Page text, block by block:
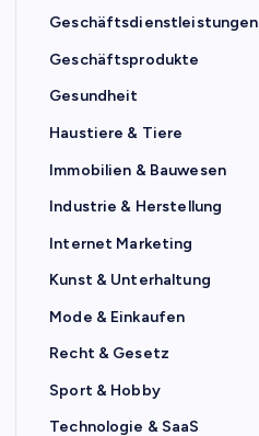
Geschäftsdienstleistungen
Geschäftsprodukte
Gesundheit
Haustiere & Tiere
Immobilien & Bauwesen
Industrie & Herstellung
Internet Marketing
Kunst & Unterhaltung
Mode & Einkaufen
Recht & Gesetz
Sport & Hobby
Technologie & SaaS